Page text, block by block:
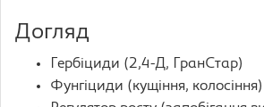
Догляд
Гербіциди (2,4-Д, ГранСтар)
Фунгіциди (кущіння, колосіння)